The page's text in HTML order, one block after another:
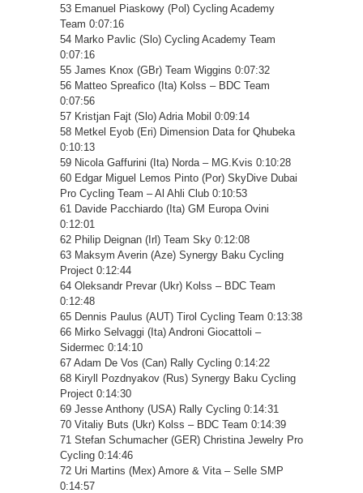
53 Emanuel Piaskowy (Pol) Cycling Academy
Team 0:07:16
54 Marko Pavlic (Slo) Cycling Academy Team
0:07:16
55 James Knox (GBr) Team Wiggins 0:07:32
56 Matteo Spreafico (Ita) Kolss – BDC Team
0:07:56
57 Kristjan Fajt (Slo) Adria Mobil 0:09:14
58 Metkel Eyob (Eri) Dimension Data for Qhubeka
0:10:13
59 Nicola Gaffurini (Ita) Norda – MG.Kvis 0:10:28
60 Edgar Miguel Lemos Pinto (Por) SkyDive Dubai
Pro Cycling Team – Al Ahli Club 0:10:53
61 Davide Pacchiardo (Ita) GM Europa Ovini
0:12:01
62 Philip Deignan (Irl) Team Sky 0:12:08
63 Maksym Averin (Aze) Synergy Baku Cycling
Project 0:12:44
64 Oleksandr Prevar (Ukr) Kolss – BDC Team
0:12:48
65 Dennis Paulus (AUT) Tirol Cycling Team 0:13:38
66 Mirko Selvaggi (Ita) Androni Giocattoli –
Sidermec 0:14:10
67 Adam De Vos (Can) Rally Cycling 0:14:22
68 Kiryll Pozdnyakov (Rus) Synergy Baku Cycling
Project 0:14:30
69 Jesse Anthony (USA) Rally Cycling 0:14:31
70 Vitaliy Buts (Ukr) Kolss – BDC Team 0:14:39
71 Stefan Schumacher (GER) Christina Jewelry Pro
Cycling 0:14:46
72 Uri Martins (Mex) Amore & Vita – Selle SMP
0:14:57